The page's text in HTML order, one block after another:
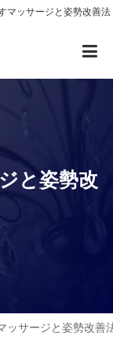
マッサージと姿勢改善法
と姿勢改
ッサージと姿勢改善